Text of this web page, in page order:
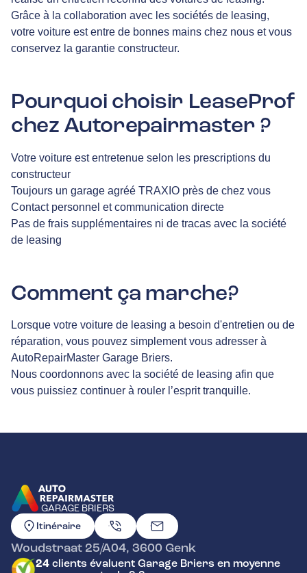
Grâce à la collaboration avec les sociétés de leasing,
votre voiture est entre de bonnes mains chez nous et vous
conservez la garantie constructeur.
Pourquoi choisir LeaseProf
chez Autorepairmaster ?
Votre voiture est entretenue selon les prescriptions du
constructeur
Toujours un garage agréé TRAXIO près de chez vous
Contact personnel et communication directe
Pas de frais supplémentaires ni de tracas avec la société
de leasing
Comment ça marche?
Lorsque votre voiture de leasing a besoin d'entretien ou de
réparation, vous pouvez simplement vous adresser à
AutoRepairMaster Garage Briers.
Nous coordonnons avec la société de leasing afin que
vous puissiez continuer à rouler l’esprit tranquille.
GARAGE BRIERS
ALLER À LA PAGE D'ACCUEIL
Itinéraire
Woudstraat 25/A04, 3600 Genk
24 clients évaluent Garage Briers en moyenne